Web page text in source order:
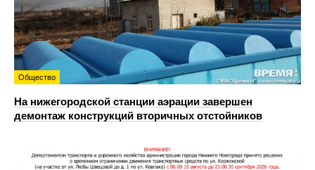
Общество
На нижегородской станции аэрации завершен
демонтаж конструкций вторичных отстойников